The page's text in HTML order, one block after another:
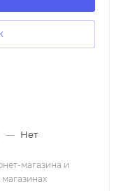
— Нет
магазина и